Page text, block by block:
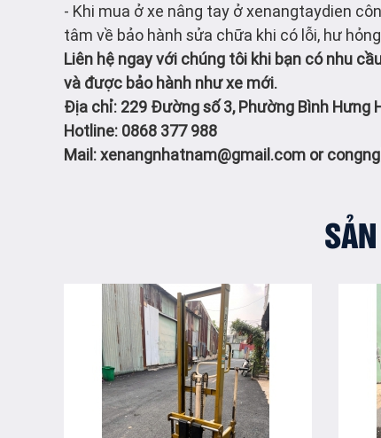
- Khi mua ở xe nâng tay ở xenangtaydien
tâm về bảo hành sửa chữa khi có lỗi, hư
Liên hệ ngay với chúng tôi khi bạn có nhu
và được bảo hành như xe mới.
Địa chỉ: 229 Đường số 3, Phường Bình Hưng
Hotline: 0868 377 988
Mail: xenangnhatnam@gmail.com or